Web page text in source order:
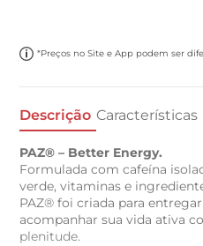
*Preços no Site e App podem ser
Descrição Características
PAZ® – Better Energy.
Formulada com cafeína
verde, vitaminas e
PAZ® foi criada para
acompanhar sua vida ativa
plenitude.